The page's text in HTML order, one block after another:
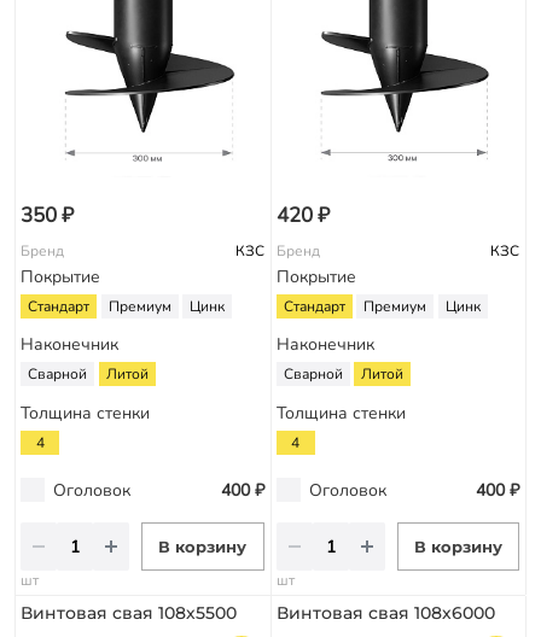
350 ₽
Бренд КЗС
Покрытие
Стандарт Премиум Цинк
Наконечник
Сварной Литой
Толщина стенки
4
Оголовок 400 ₽
В корзину
шт
420 ₽
Бренд КЗС
Покрытие
Стандарт Премиум Цинк
Наконечник
Сварной Литой
Толщина стенки
4
Оголовок 400 ₽
В корзину
шт
Винтовая свая 108х5500 Винтовая свая 108х6000